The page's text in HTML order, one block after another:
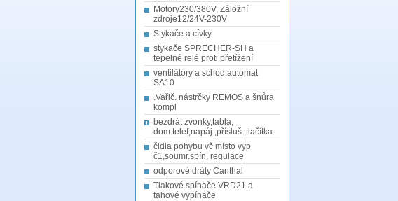
Motory230/380V, Záložní
zdroje12/24V-230V
Stykače a cívky
stykače SPRECHER-SH a
tepelné relé proti přetížení
ventilátory a schod.automat
SA10
.Vařič. nástrčky REMOS a šnůra
kompl
bezdrát zvonky,tabla,
dom.telef,napáj.,přísluš ,tlačítka
čidla pohybu vč místo vyp
č1,soumr.spín, regulace
odporové dráty Canthal
Tlakové spínače VRD21 a
tahové vypínače